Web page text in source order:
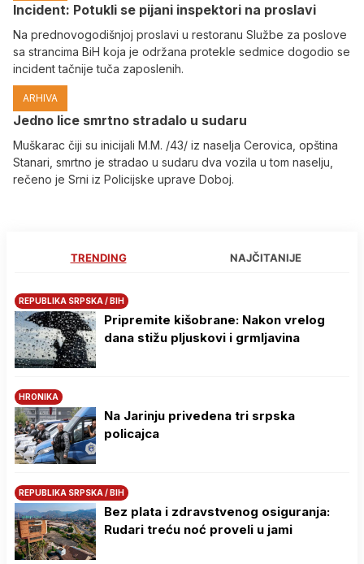
Incident: Potukli se pijani inspektori na proslavi
Na prednovogodišnjoj proslavi u restoranu Službe za poslove
sa strancima BiH koja je održana protekle sedmice dogodio se
incident tačnije tuča zaposlenih.
ARHIVA
Јedno lice smrtno stradalo u sudaru
Muškarac čiji su inicijali M.M. /43/ iz naselja Cerovica, opština
Stanari, smrtno je stradao u sudaru dva vozila u tom naselju,
rečeno je Srni iz Policijske uprave Doboj.
TRENDING NAJČITANIJE
REPUBLIKA SRPSKA / BIH
Pripremite kišobrane: Nakon vrelog
dana stižu pljuskovi i grmljavina
HRONIKA
Na Јarinju privedena tri srpska
policajca
REPUBLIKA SRPSKA / BIH
Bez plata i zdravstvenog osiguranja:
Rudari treću noć proveli u jami